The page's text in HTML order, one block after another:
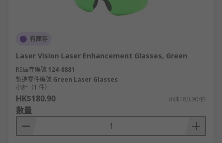
有庫存
Laser Vision Laser Enhancement Glasses, Green
RS庫存編號 124-8881
製造零件編號 Green Laser Glasses
小計（1 件）
HK$180.90 HK$180.90/件
數量